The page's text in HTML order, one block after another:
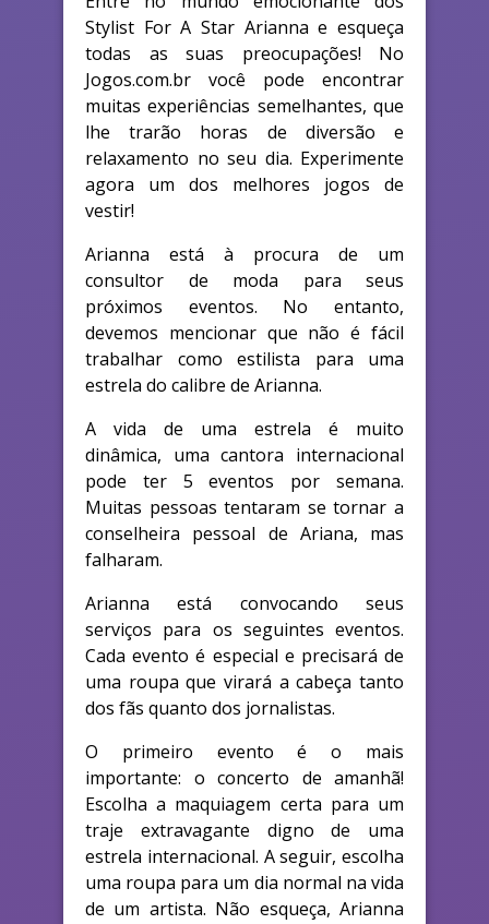
Stylist For A Star Arianna e esqueça
todas as suas preocupações! No
Jogos.com.br você pode encontrar
muitas experiências semelhantes, que
lhe trarão horas de diversão e
relaxamento no seu dia. Experimente
agora um dos melhores jogos de
vestir!
Arianna está à procura de um
consultor de moda para seus
próximos eventos. No entanto,
devemos mencionar que não é fácil
trabalhar como estilista para uma
estrela do calibre de Arianna.
A vida de uma estrela é muito
dinâmica, uma cantora internacional
pode ter 5 eventos por semana.
Muitas pessoas tentaram se tornar a
conselheira pessoal de Ariana, mas
falharam.
Arianna está convocando seus
serviços para os seguintes eventos.
Cada evento é especial e precisará de
uma roupa que virará a cabeça tanto
dos fãs quanto dos jornalistas.
O primeiro evento é o mais
importante: o concerto de amanhã!
Escolha a maquiagem certa para um
traje extravagante digno de uma
estrela internacional. A seguir, escolha
uma roupa para um dia normal na vida
de um artista. Não esqueça, Arianna